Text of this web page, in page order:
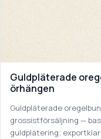
Guldpläterade
örhängen
Guldpläterade
grossistförsäljning —
guldplätering;